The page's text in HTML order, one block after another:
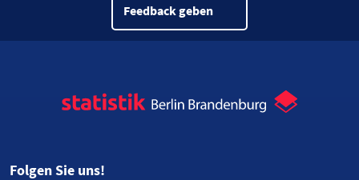
Feedback geben
Folgen Sie uns!